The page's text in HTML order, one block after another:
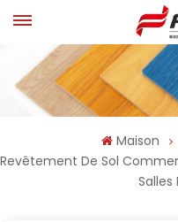
Maison
Revêtement De Sol
Salles